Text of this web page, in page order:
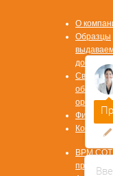
ВРМ СОТ
программа
О
Образцы
Физ.
Контакты